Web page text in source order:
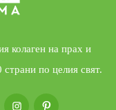
колаген на прах и
по целия свят.